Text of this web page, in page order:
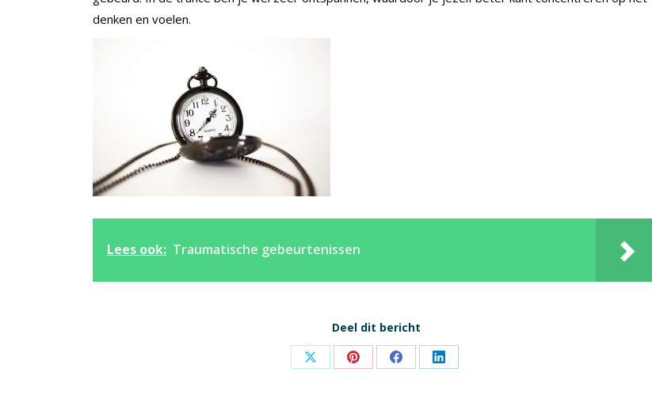
denken en voelen.
Lees ook: Traumatische gebeurtenissen
Deel dit bericht
Share Share Share Share